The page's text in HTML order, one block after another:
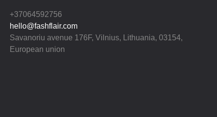
+37064592756
hello@fashflair.com
Savanoriu avenue 176F, Vilnius, Lithuania, 03154,
European union